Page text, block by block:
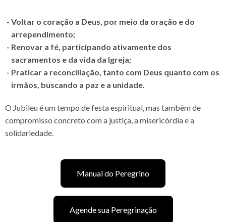
Voltar o coração a Deus, por meio da oração e do
arrependimento;
Renovar a fé, participando ativamente dos
sacramentos e da vida da Igreja;
Praticar a reconciliação, tanto com Deus quanto com os
irmãos, buscando a paz e a unidade.
O Jubileu é um tempo de festa espiritual, mas também de
compromisso concreto com a justiça, a misericórdia e a
solidariedade.
Manual do Peregrino
Agende sua Peregrinação